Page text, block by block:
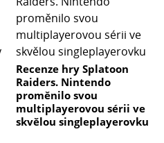
Recenze hry Splatoon
Raiders. Nintendo
proměnilo svou
multiplayerovou sérii ve
skvělou singleplayerovku